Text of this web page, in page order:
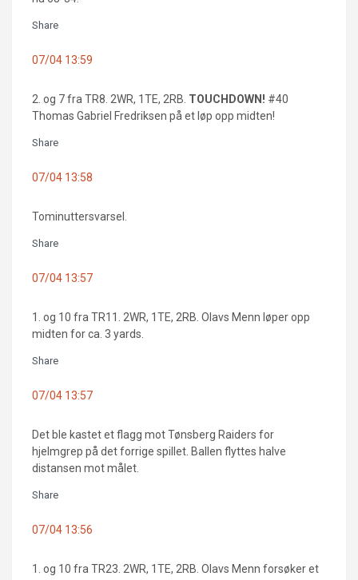
Share
07/04 13:59
2. og 7 fra TR8. 2WR, 1TE, 2RB. TOUCHDOWN! #40
Thomas Gabriel Fredriksen på et løp opp midten!
Share
07/04 13:58
Tominuttersvarsel.
Share
07/04 13:57
1. og 10 fra TR11. 2WR, 1TE, 2RB. Olavs Menn løper opp
midten for ca. 3 yards.
Share
07/04 13:57
Det ble kastet et flagg mot Tønsberg Raiders for
hjelmgrep på det forrige spillet. Ballen flyttes halve
distansen mot målet.
Share
07/04 13:56
1. og 10 fra TR23. 2WR, 1TE, 2RB. Olavs Menn forsøker et